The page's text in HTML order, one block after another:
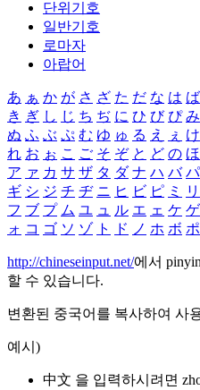
단위기호
일반기호
로마자
아랍어
あ ぁ か が さ ざ た だ な は ば
き ぎ し じ ち ぢ に ひ び ぴ み
ぬ ふ ぶ ぷ む ゆ ゅ る え ぇ け
れ お ぉ こ ご そ ぞ と ど の ほ
ア ァ カ サ ザ タ ダ ナ ハ バ パ
ギ シ ジ チ ヂ ニ ヒ ビ ピ ミ リ
フ ブ プ ム ユ ュ ル エ ェ ケ ゲ
ォ コ ゴ ソ ゾ ト ド ノ ホ ボ ポ
http://chineseinput.net/에서
할 수 있습니다.
변환된 중국어를 복사하여 사
예시)
中文 을 입력하시려면